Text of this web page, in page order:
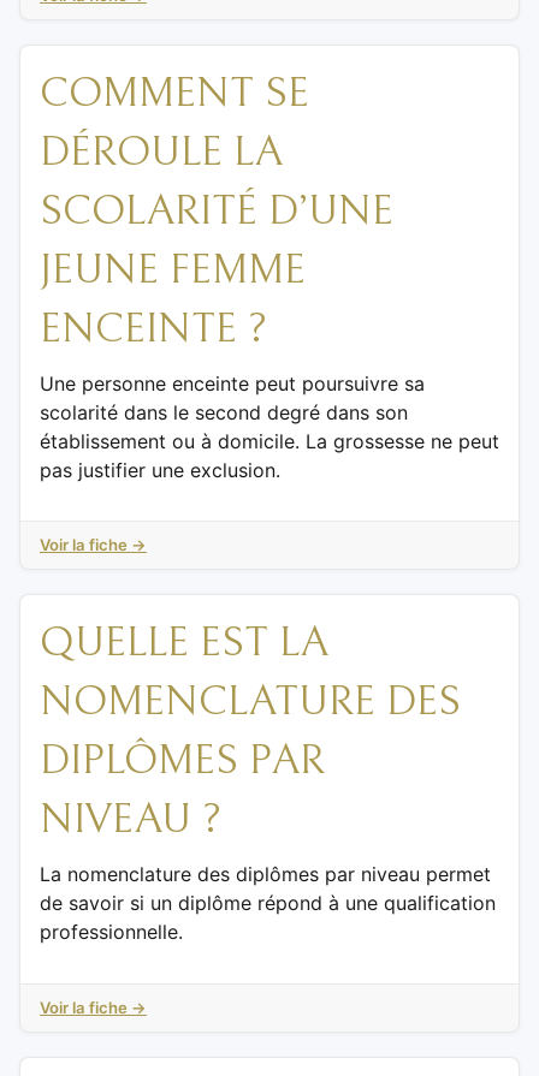
COMMENT SE
DÉROULE LA
SCOLARITÉ D’UNE
JEUNE FEMME
ENCEINTE ?
Une personne enceinte peut poursuivre sa
scolarité dans le second degré dans son
établissement ou à domicile. La grossesse ne peut
pas justifier une exclusion.
Voir la fiche →
QUELLE EST LA
NOMENCLATURE DES
DIPLÔMES PAR
NIVEAU ?
La nomenclature des diplômes par niveau permet
de savoir si un diplôme répond à une qualification
professionnelle.
Voir la fiche →